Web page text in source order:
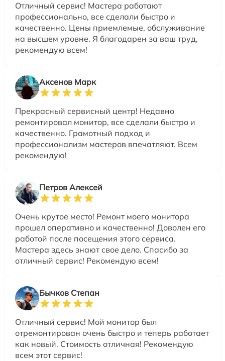
Отличный сервис! Мастера работают
профессионально, все сделали быстро и
качественно. Цены приемлемые, обслуживание
на высшем уровне. Я благодарен за ваш труд,
рекомендую всем!
Аксенов Марк
Прекрасный сервисный центр! Недавно
ремонтировал монитор, все сделали быстро и
качественно. Грамотный подход и
профессионализм мастеров впечатляют. Всем
рекомендую!
Петров Алексей
Очень крутое место! Ремонт моего монитора
прошел оперативно и качественно! Доволен его
работой после посещения этого сервиса.
Мастера здесь знают свое дело. Спасибо за
отличный сервис! Рекомендую всем!
Бычков Степан
Отличный сервис! Мой монитор был
отремонтирован очень быстро и теперь работает
как новый. Стоимость отличная! Рекомендую
всем этот сервис!